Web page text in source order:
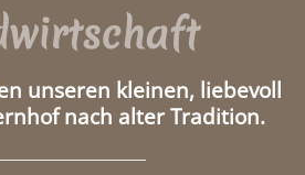
unseren kleinen, liebevoll
nach alter Tradition.